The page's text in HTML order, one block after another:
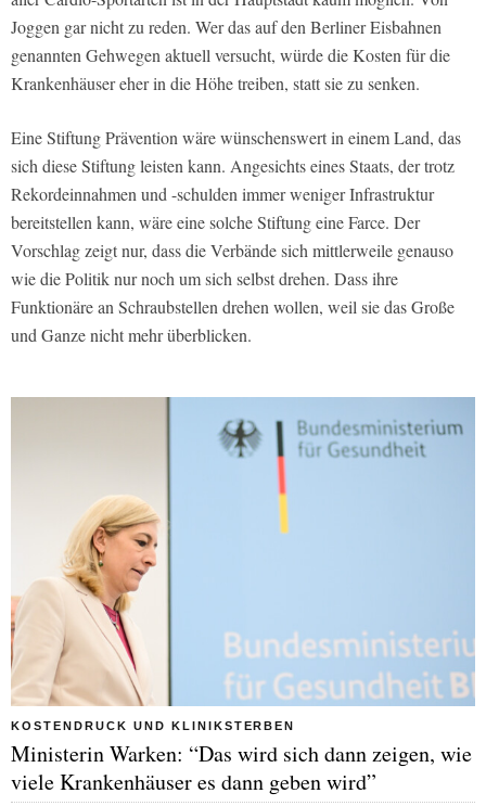
Joggen gar nicht zu reden. Wer das auf den Berliner Eisbahnen
genannten Gehwegen aktuell versucht, würde die Kosten für die
Krankenhäuser eher in die Höhe treiben, statt sie zu senken.
Eine Stiftung Prävention wäre wünschenswert in einem Land, das
sich diese Stiftung leisten kann. Angesichts eines Staats, der trotz
Rekordeinnahmen und -schulden immer weniger Infrastruktur
bereitstellen kann, wäre eine solche Stiftung eine Farce. Der
Vorschlag zeigt nur, dass die Verbände sich mittlerweile genauso
wie die Politik nur noch um sich selbst drehen. Dass ihre
Funktionäre an Schraubstellen drehen wollen, weil sie das Große
und Ganze nicht mehr überblicken.
KOSTENDRUCK UND KLINIKSTERBEN
Ministerin Warken: “Das wird sich dann zeigen, wie
viele Krankenhäuser es dann geben wird”